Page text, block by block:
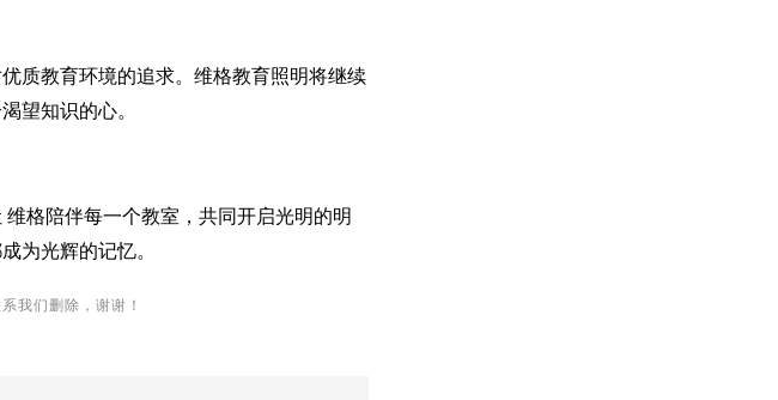
质教育环境的追求。 维格教育照明将继续
望知识的心。
维格陪伴每一个教室，共同开启光明的明
为光辉的记忆。
我们删除，谢谢！